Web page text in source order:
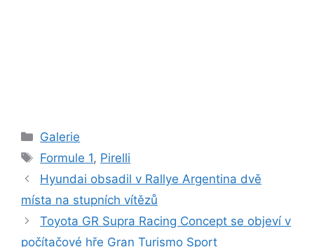
Rubriky
Galerie
Štítky
Formule 1, Pirelli
Hyundai obsadil v Rallye Argentina dvě
místa na stupních vítězů
Toyota GR Supra Racing Concept se objeví v
počítačové hře Gran Turismo Sport